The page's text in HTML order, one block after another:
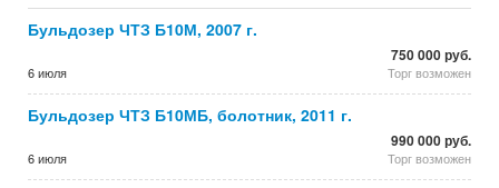
Бульдозер ЧТЗ Б10М, 2007 г.
6 июля
750 000 руб.
Торг возможен
Бульдозер ЧТЗ Б10МБ, болотник, 2011 г.
6 июля
990 000 руб.
Торг возможен